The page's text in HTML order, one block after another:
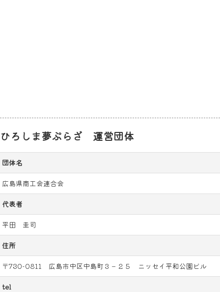
ひろしま夢ぷらざ 運営団体
団体名
広島県商工会連合会
代表者
平田 圭司
住所
〒730-0811 広島市中区中島町３－２５ ニッセイ平和公園ビル
tel